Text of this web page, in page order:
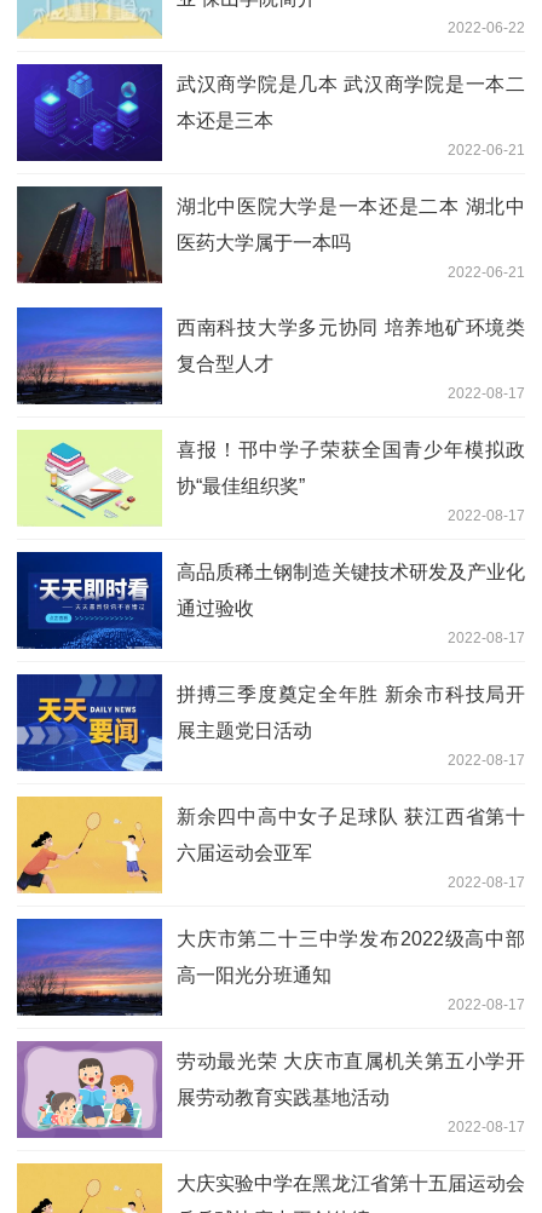
2022-06-22
武汉商学院是几本 武汉商学院是一本二
本还是三本
2022-06-21
湖北中医院大学是一本还是二本 湖北中
医药大学属于一本吗
2022-06-21
西南科技大学多元协同 培养地矿环境类
复合型人才
2022-08-17
喜报！邗中学子荣获全国青少年模拟政
协“最佳组织奖”
2022-08-17
高品质稀土钢制造关键技术研发及产业化
通过验收
2022-08-17
拼搏三季度奠定全年胜 新余市科技局开
展主题党日活动
2022-08-17
新余四中高中女子足球队 获江西省第十
六届运动会亚军
2022-08-17
大庆市第二十三中学发布2022级高中部
高一阳光分班通知
2022-08-17
劳动最光荣 大庆市直属机关第五小学开
展劳动教育实践基地活动
2022-08-17
大庆实验中学在黑龙江省第十五届运动会